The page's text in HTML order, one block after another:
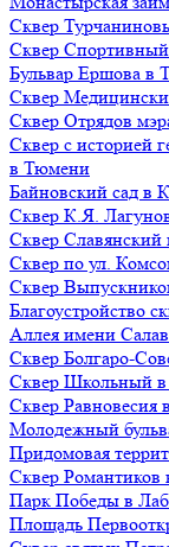
Сквер
Сквер Спортивный
Бульвар Ершова в
Сквер
Сквер Отрядов
Сквер с историей
в Тюмени
Байновский сад в
Сквер К.Я.
Сквер
Сквер по ул.
Сквер
Благоустройство
Аллея имени
Сквер Болгаро-
Сквер Школьный
Сквер Равновесия
Молодежный
Придомовая
Сквер Романтиков
Парк Победы в
Площадь